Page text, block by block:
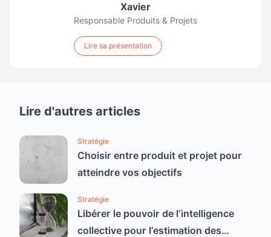
Xavier
Responsable Produits & Projets
Lire sa présentation
Lire d'autres articles
Stratégie
Choisir entre produit et projet pour
atteindre vos objectifs
Stratégie
Libérer le pouvoir de l’intelligence
collective pour l’estimation des